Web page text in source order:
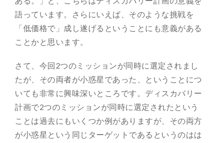
語っています。さらにいえば、そのような挑戦を
「低価格で」成し遂げるということにも意義がある
ことかと思います。
さて、今回2つのミッションが同時に選定されまし
たが、その両者が小惑星であった、ということにつ
いても非常に興味深いところです。ディスカバリー
計画で2つのミッションが同時に選定されたという
ことは過去にもいくつか例がありますが、その両方
が小惑星という同じターゲットであるというのはは